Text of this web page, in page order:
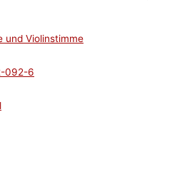
und Violinstimme
092-6